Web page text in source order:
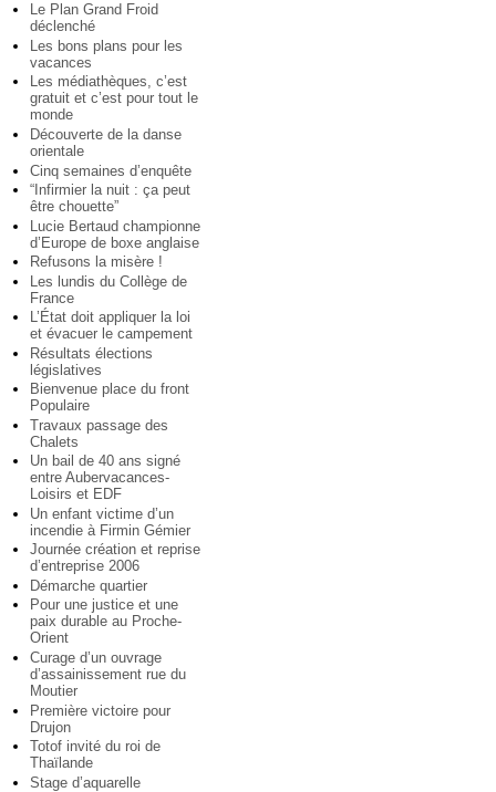
Le Plan Grand Froid
déclenché
Les bons plans pour les
vacances
Les médiathèques, c’est
gratuit et c’est pour tout le
monde
Découverte de la danse
orientale
Cinq semaines d’enquête
“Infirmier la nuit : ça peut
être chouette”
Lucie Bertaud championne
d’Europe de boxe anglaise
Refusons la misère !
Les lundis du Collège de
France
L’État doit appliquer la loi
et évacuer le campement
Résultats élections
législatives
Bienvenue place du front
Populaire
Travaux passage des
Chalets
Un bail de 40 ans signé
entre Aubervacances-
Loisirs et EDF
Un enfant victime d’un
incendie à Firmin Gémier
Journée création et reprise
d’entreprise 2006
Démarche quartier
Pour une justice et une
paix durable au Proche-
Orient
Curage d’un ouvrage
d’assainissement rue du
Moutier
Première victoire pour
Drujon
Totof invité du roi de
Thaïlande
Stage d’aquarelle